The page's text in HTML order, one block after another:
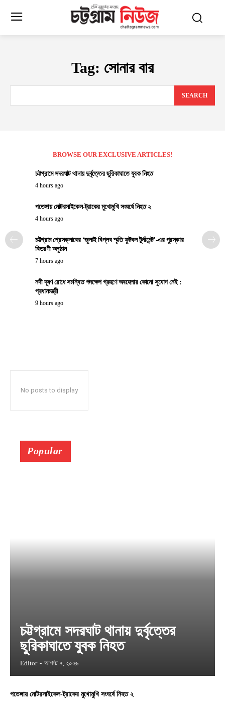
Tag: সোনার বার
SEARCH
BROWSE OUR EXCLUSIVE ARTICLES!
চট্টগ্রামে সদরঘাট থানায় দুর্বৃত্তের ছুরিকাঘাতে যুবক নিহত
4 hours ago
পতেঙ্গায় মোটরসাইকেল-ট্রাকের মুখোমুখি সংঘর্ষে নিহত ২
4 hours ago
চট্টগ্রাম প্রেসক্লাবের ‘জুলাই বিপ্লব স্মৃতি ফুটবল টুর্নামেন্ট’-এর পুরস্কার
বিতরণী অনুষ্ঠান
7 hours ago
নদী দূষণ রোধে সমন্বিত পদক্ষেপ গ্রহণে অবহেলার কোনো সুযোগ নেই :
প্রধানমন্ত্রী
9 hours ago
No posts to display
Popular
চট্টগ্রামে সদরঘাট থানায় দুর্বৃত্তের
ছুরিকাঘাতে যুবক নিহত
Editor - আগস্ট ৭, ২০২৬
পতেঙ্গায় মোটরসাইকেল-ট্রাকের মুখোমুখি সংঘর্ষে নিহত ২